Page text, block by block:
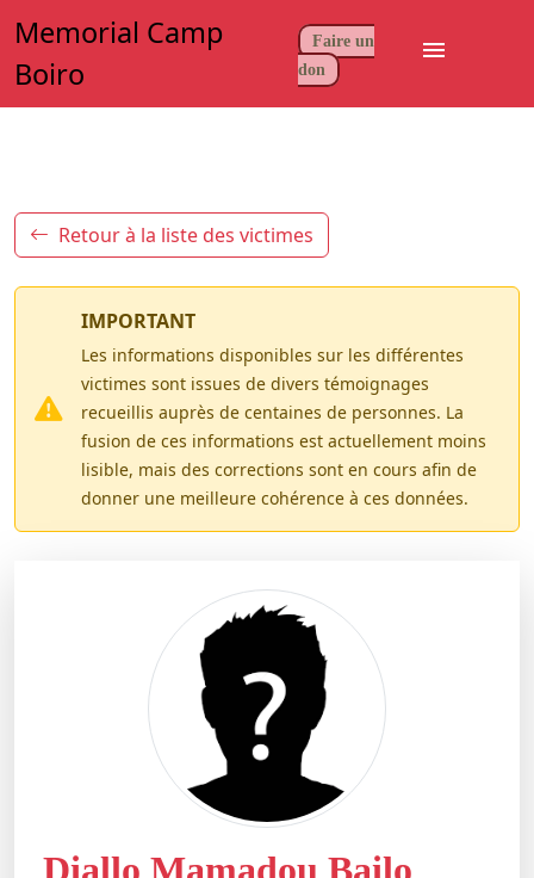
Memorial Camp
Boiro
Faire un
don
menu
Retour à la liste des victimes
IMPORTANT
Les informations disponibles sur les différentes
victimes sont issues de divers témoignages
recueillis auprès de centaines de personnes. La
fusion de ces informations est actuellement moins
lisible, mais des corrections sont en cours afin de
donner une meilleure cohérence à ces données.